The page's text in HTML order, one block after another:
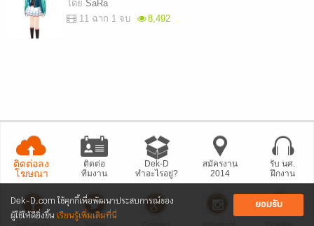
Dek-D.com ใช้คุกกี้เพื่อพัฒนาประสบการณ์ของ
ผู้ใช้ให้ดียิ่งขึ้น เรียนรู้เพิ่มเติมที่นี่
ยอมรับ
โดย SaRa
11 ฉาก 1 จบ
8,492
ติดต่อลง
โฆษณา
ติดต่อ
ทีมงาน
Dek-D
ทำอะไรอยู่?
สมัครงาน
2014
รับ นศ.
ฝึกงาน